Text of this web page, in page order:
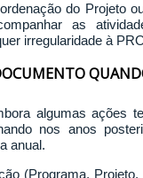
do Projeto
as
irregularidade à
algumas ações
nos anos
anual.
(Programa,